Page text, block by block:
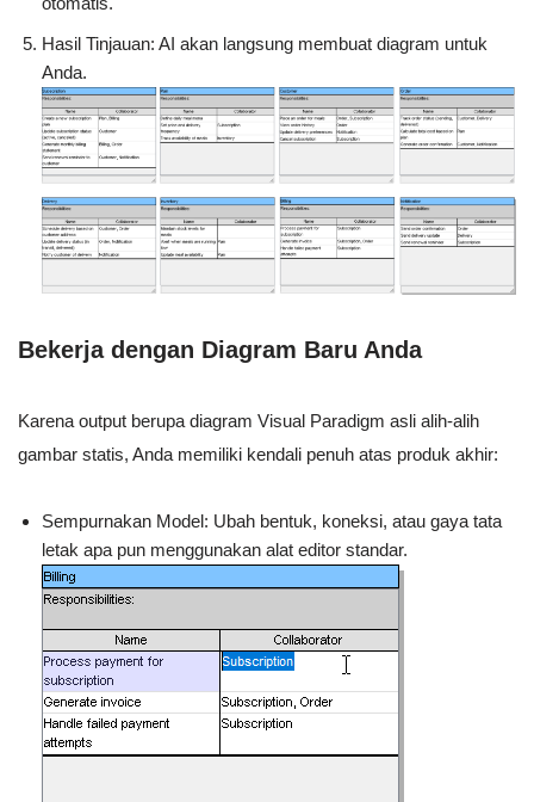
Hasil Tinjauan: AI akan langsung membuat diagram untuk
Anda.
Bekerja dengan Diagram Baru Anda
Karena output berupa diagram Visual Paradigm asli alih-alih
gambar statis, Anda memiliki kendali penuh atas produk akhir:
Sempurnakan Model: Ubah bentuk, koneksi, atau gaya tata
letak apa pun menggunakan alat editor standar.